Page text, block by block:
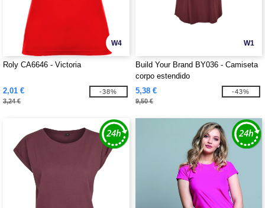
W4
Roly CA6646 - Victoria
2,01 €
3,24 €
-38%
W1
Build Your Brand BY036 - Camiseta
corpo estendido
5,38 €
9,50 €
-43%